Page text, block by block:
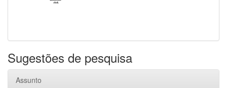
Sugestões de pesquisa
Assunto